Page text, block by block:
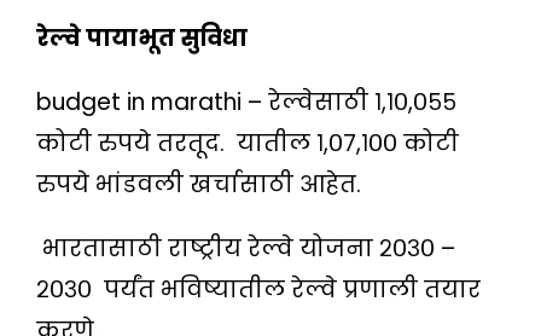
रेल्वे पायाभूत सुविधा
budget in marathi – रेल्वेसाठी १,१०,०५५
कोटी रुपये तरतूद. यातील १,०७,१०० कोटी
रुपये भांडवली खर्चासाठी आहेत.
भारतासाठी राष्ट्रीय रेल्वे योजना २०३० –
२०३० पर्यंत भविष्यातील रेल्वे प्रणाली तयार